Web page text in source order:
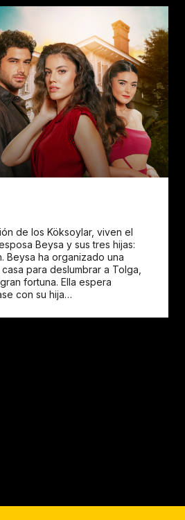
de los Köksoylar, viven el
Beysa y sus tres hijas:
Beysa ha organizado una
para deslumbrar a Tolga,
fortuna. Ella espera
con su hija…